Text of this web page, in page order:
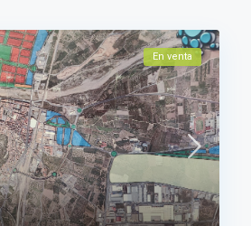
En venta